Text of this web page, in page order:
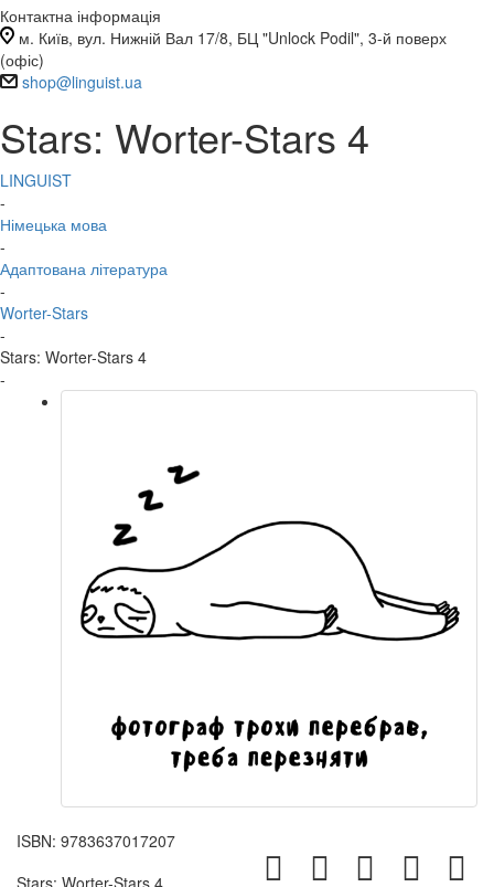
Контактна інформація
м. Київ, вул. Нижній Вал 17/8, БЦ "Unlock Podil", 3-й поверх
(офіс)
shop@linguist.ua
Stars: Worter-Stars 4
LINGUIST
-
Німецька мова
-
Адаптована література
-
Worter-Stars
-
Stars: Worter-Stars 4
-
ISBN: 9783637017207
Stars: Worter-Stars 4